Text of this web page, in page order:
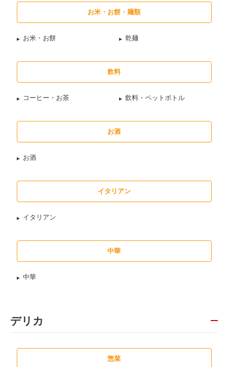
お米・お餅・麺類
お米・お餅 乾麺
飲料
コーヒー・お茶 飲料・ペットボトル
お酒
お酒
イタリアン
イタリアン
中華
中華
デリカ
惣菜